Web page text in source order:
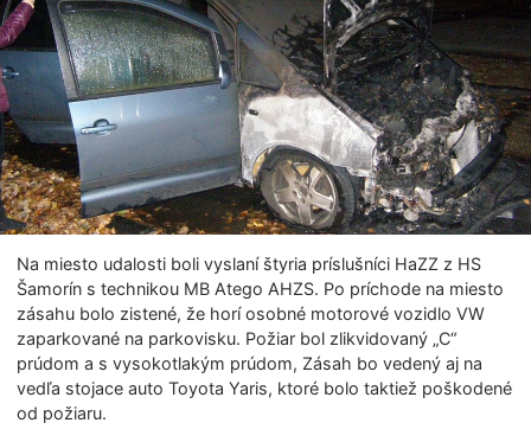
Na miesto udalosti boli vyslaní štyria príslušníci HaZZ z HS
Šamorín s technikou MB Atego AHZS. Po príchode na miesto
zásahu bolo zistené, že horí osobné motorové vozidlo VW
zaparkované na parkovisku. Požiar bol zlikvidovaný „C“
prúdom a s vysokotlakým prúdom, Zásah bo vedený aj na
vedľa stojace auto Toyota Yaris, ktoré bolo taktiež poškodené
od požiaru.